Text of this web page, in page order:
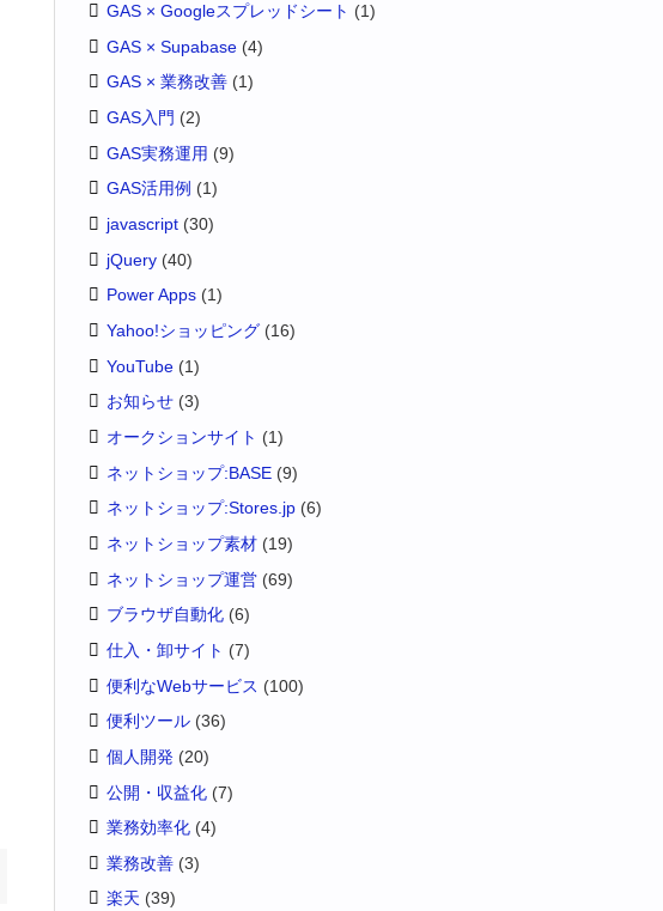
GAS × Googleスプレッドシート (1)
GAS × Supabase (4)
GAS × 業務改善 (1)
GAS入門 (2)
GAS実務運用 (9)
GAS活用例 (1)
javascript (30)
jQuery (40)
Power Apps (1)
Yahoo!ショッピング (16)
YouTube (1)
お知らせ (3)
オークションサイト (1)
ネットショップ:BASE (9)
ネットショップ:Stores.jp (6)
ネットショップ素材 (19)
ネットショップ運営 (69)
ブラウザ自動化 (6)
仕入・卸サイト (7)
便利なWebサービス (100)
便利ツール (36)
個人開発 (20)
公開・収益化 (7)
業務効率化 (4)
業務改善 (3)
楽天 (39)